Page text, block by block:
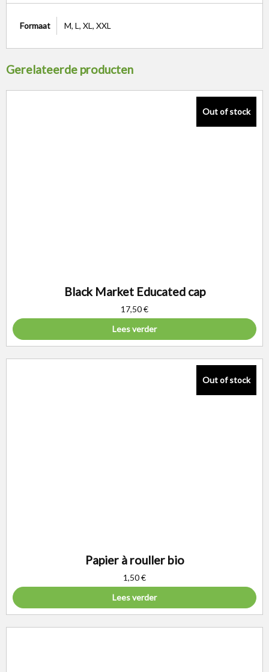
Formaat M, L, XL, XXL
Gerelateerde producten
Black Market Educated cap
17,50€
Lees verder
Papier à rouller bio
1,50€
Lees verder